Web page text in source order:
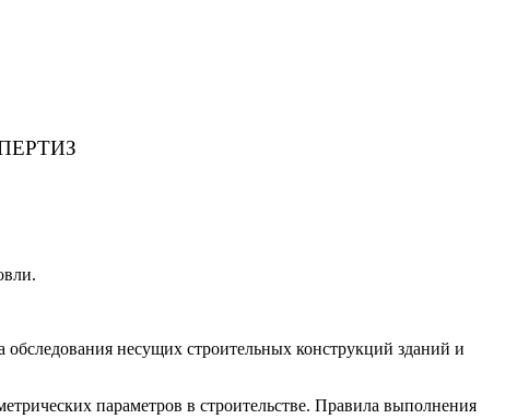
несущих строительных конструкций зданий и
параметров в строительстве. Правила выполнения